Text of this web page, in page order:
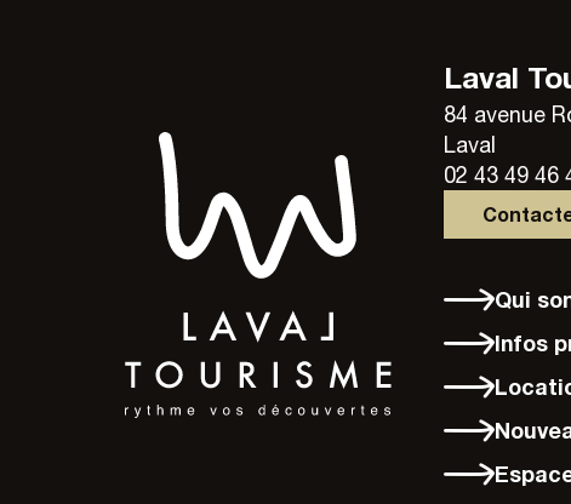
Laval
84 avenue
Laval
02 43 49 46
Qui
Infos